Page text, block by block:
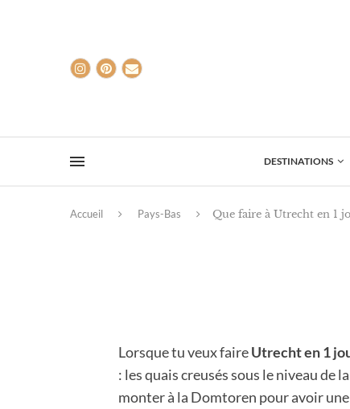
DESTINATIONS
Accueil Pays-Bas Que faire à Utrecht en 1
Lorsque tu veux faireUtrecht en 1
: les quais creusés sous le niveau de
monter à la Domtoren pour avoir